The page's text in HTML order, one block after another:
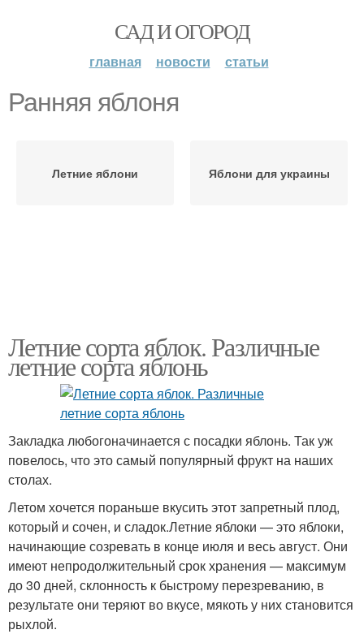
САД И ОГОРОД
главная новости статьи
Ранняя яблоня
Летние яблони Яблони для украины
Летние сорта яблок. Различные
летние сорта яблонь
Закладка любогоначинается с посадки яблонь. Так уж
повелось, что это самый популярный фрукт на наших
столах.
Летом хочется пораньше вкусить этот запретный плод,
который и сочен, и сладок.Летние яблоки — это яблоки,
начинающие созревать в конце июля и весь август. Они
имеют непродолжительный срок хранения — максимум
до 30 дней, склонность к быстрому перезреванию, в
результате они теряют во вкусе, мякоть у них становится
рыхлой.